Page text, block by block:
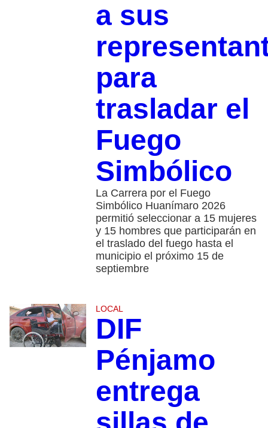
a sus
para
trasladar el
Fuego
Simbólico
La Carrera por el Fuego
Simbólico Huanímaro 2026
permitió seleccionar a 15 mujeres
y 15 hombres que participarán en
el traslado del fuego hasta el
municipio el próximo 15 de
septiembre
LOCAL
DIF
Pénjamo
entrega